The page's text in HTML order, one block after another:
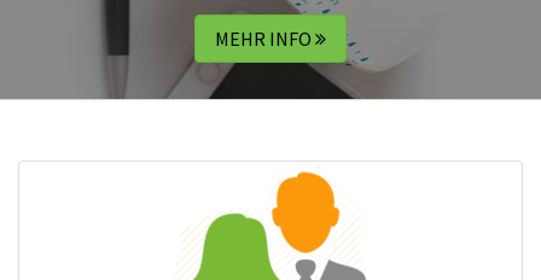
MEHR INFO